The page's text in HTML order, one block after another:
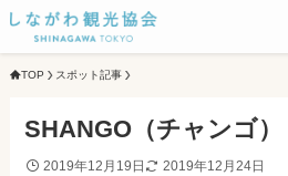
TOP スポット記事
SHANGO（チャンゴ）
2019年12月19日 2019年12月24日